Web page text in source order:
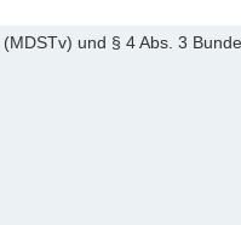
und § 4 Abs. 3